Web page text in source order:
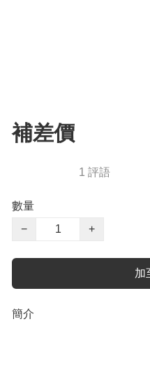
補差價
1 評語
數量
−
+
加
簡介